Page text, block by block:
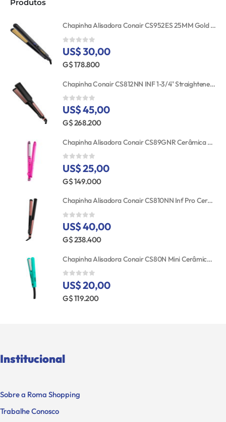
Produtos
Chapinha Alisadora Conair CS952ES 25MM Gold Ceramic 110V
0 out of 5
US$ 30,00
G$ 178.800
Chapinha Conair CS812NN INF 1-3/4'' Straightener RSE/GLD TGT
0 out of 5
US$ 45,00
G$ 268.200
Chapinha Alisadora Conair CS89GNR Cerâmica Turmalina 25MM Bivolt
0 out of 5
US$ 25,00
G$ 149.000
Chapinha Alisadora Conair CS810NN Inf Pro Cerâmica 25MM 110V
0 out of 5
US$ 40,00
G$ 238.400
Chapinha Alisadora Conair CS80N Mini Cerâmica Bivolt
0 out of 5
US$ 20,00
G$ 119.200
Institucional
Sobre a Roma Shopping
Trabalhe Conosco